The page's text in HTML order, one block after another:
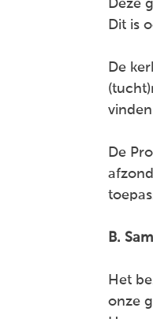
Deze
Dit is
De
De
B.
Het
onze